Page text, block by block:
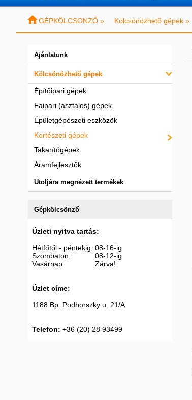
GÉPKÖLCSONZŐ » Kölcsönözhető gépek »
Ajánlatunk
Kölcsönözhető gépek
Építőipari gépek
Faipari (asztalos) gépek
Épületgépészeti eszközök
Kertészeti gépek
Takarítógépek
Áramfejlesztők
Utoljára megnézett termékek
Gépkölcsönző
Üzleti nyitva tartás:
Hétfőtől - péntekig: 08-16-ig
Szombaton: 08-12-ig
Vasárnap: Zárva!
Üzlet címe:
1188 Bp. Podhorszky u. 21/A
Telefon: +36 (20) 28 93499